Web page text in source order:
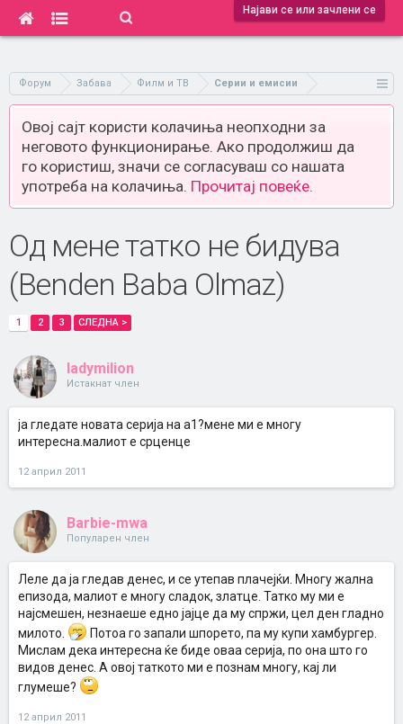
Најави се или зачлени се
Форум Забава Филм и ТВ Серии и емисии
Овој сајт користи колачиња неопходни за
неговото функционирање. Ако продолжиш да
го користиш, значи се согласуваш со нашата
употреба на колачиња. Прочитај повеќе.
Од мене татко не бидува
(Benden Baba Olmaz)
1 2 3 СЛЕДНА >
ladymilion
Истакнат член
ја гледате новата серија на а1?мене ми е многу
интересна.малиот е срценце
12 април 2011
Barbie-mwa
Популарен член
Леле да ја гледав денес, и се утепав плачејќи. Многу жална
епизода, малиот е многу сладок, златце. Татко му ми е
најсмешен, незнаеше едно јајце да му спржи, цел ден гладно
милото.
Потоа го запали шпорето, па му купи хамбургер.
Мислам дека интересна ќе биде оваа серија, по она што го
видов денес. А овој таткото ми е познам многу, кај ли
глумеше?
12 април 2011